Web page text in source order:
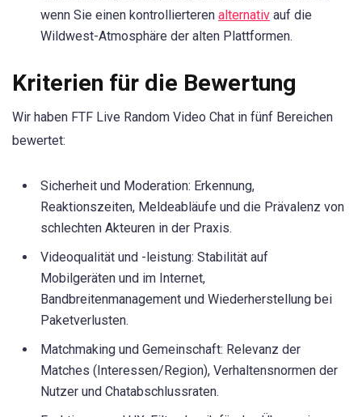
wenn Sie einen kontrollierteren alternativ auf die
Wildwest-Atmosphäre der alten Plattformen.
Kriterien für die Bewertung
Wir haben FTF Live Random Video Chat in fünf Bereichen
bewertet:
Sicherheit und Moderation: Erkennung,
Reaktionszeiten, Meldeabläufe und die Prävalenz von
schlechten Akteuren in der Praxis.
Videoqualität und -leistung: Stabilität auf
Mobilgeräten und im Internet,
Bandbreitenmanagement und Wiederherstellung bei
Paketverlusten.
Matchmaking und Gemeinschaft: Relevanz der
Matches (Interessen/Region), Verhaltensnormen der
Nutzer und Chatabschlussraten.